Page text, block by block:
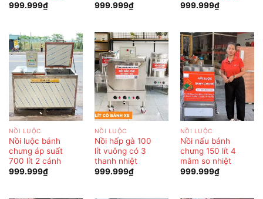
999.999₫
999.999₫
999.999₫
NỒI LUỘC
Nồi luộc bánh
chưng áp suất
700 lít 2 cánh
999.999₫
NỒI LUỘC
Nồi hấp gà 100
lít vuông có 3
thanh nhiệt
999.999₫
NỒI LUỘC
Nồi nấu bánh
chưng 150 lít 4
mâm so nhiệt
999.999₫